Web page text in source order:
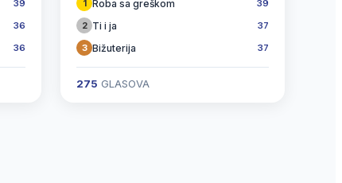
39
36
36
1 Roba sa greškom
39
2 Ti i ja
37
3 Bižuterija 37
275 GLASOVA